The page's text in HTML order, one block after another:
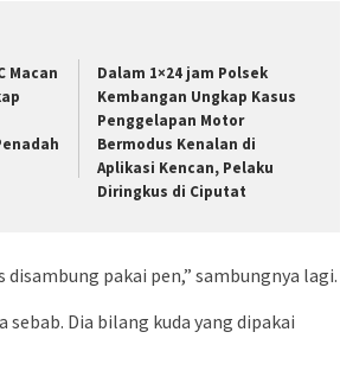
Macan
Dalam 1×24 jam Polsek
Kembangan Ungkap Kasus
Penggelapan Motor
Bermodus Kenalan di
Aplikasi Kencan, Pelaku
Diringkus di Ciputat
pakai pen,” sambungnya lagi.
Dia bilang kuda yang dipakai